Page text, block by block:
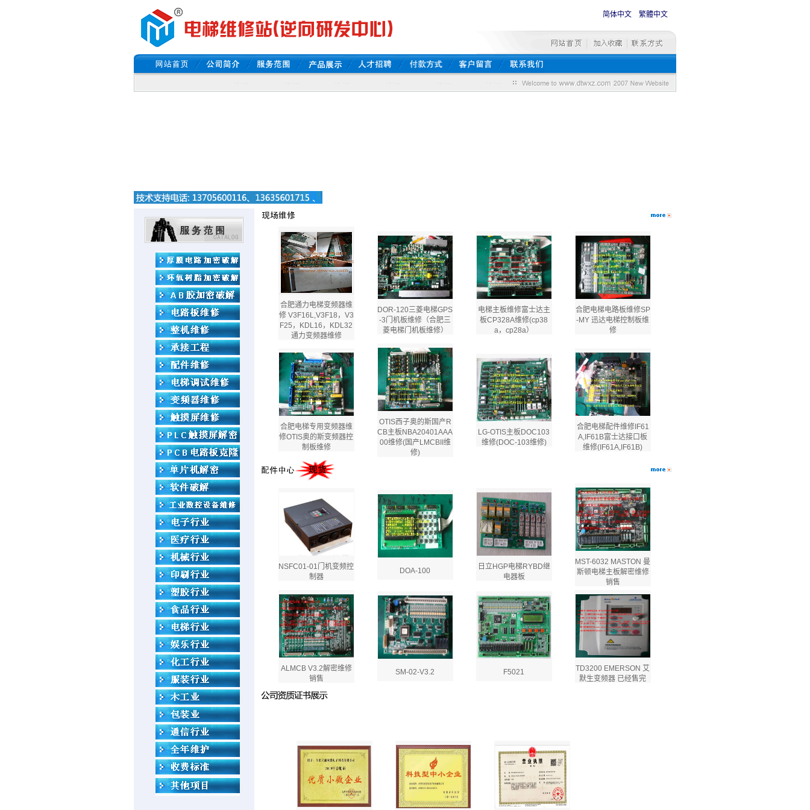
简体中文 繁體中文
合肥通力电梯变频器维
修 V3F16L,V3F18，V3
F25，KDL16，KDL32
通力变频器维修
DOR-120三菱电梯GPS
-3门机板维修（合肥三
菱电梯门机板维修）
电梯主板维修富士达主
板CP328A维修(cp38
a，cp28a）
合肥电梯电路板维修SP
-MY 迅达电梯控制板维
修
合肥电梯专用变频器维
修OTIS奥的斯变频器控
制板维修
OTIS西子奥的斯国产R
CB主板NBA20401AAA
00维修(国产LMCBII维
修)
LG-OTIS主板DOC103
维修(DOC-103维修)
合肥电梯配件维修IF61
A,IF61B富士达接口板
维修(IF61A,IF61B)
NSFC01-01门机变频控
制器
DOA-100
日立HGP电梯RYBD继
电器板
MST-6032 MASTON 曼
斯顿电梯主板解密维修
销售
ALMCB V3.2解密维修
销售
SM-02-V3.2 F5021
TD3200 EMERSON 艾
默生变频器 已经售完